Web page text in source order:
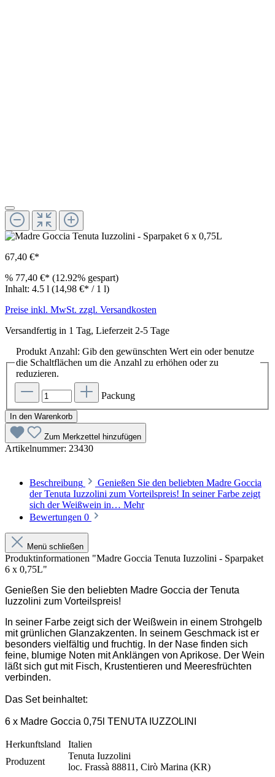
67,40 €*
% 77,40 €* (12.92% gespart)
Inhalt: 4.5 l (14,98 €* / 1 l)
Preise inkl. MwSt. zzgl. Versandkosten
Versandfertig in 1 Tag, Lieferzeit 2-5 Tage
Produkt Anzahl: Gib den gewünschten Wert ein oder benutze
die Schaltflächen um die Anzahl zu erhöhen oder zu
reduzieren.
Packung
In den Warenkorb
Zum Merkzettel hinzufügen
Artikelnummer: 23430
Beschreibung
Genießen Sie den beliebten Madre Goccia
der Tenuta Iuzzolini zum Vorteilspreis! In seiner Farbe zeigt
sich der Weißwein in… Mehr
Bewertungen 0
Menü schließen
Produktinformationen "Madre Goccia Tenuta Iuzzolini - Sparpaket
6 x 0,75L"
Genießen Sie den beliebten Madre Goccia der Tenuta
Iuzzolini zum Vorteilspreis!
In seiner Farbe zeigt sich der Weißwein in einem Strohgelb
mit grünlichen Glanzakzenten. In seinem Geschmack ist er
besonders vielfältig und fruchtig. In der Nase finden sich
feine, blumige Noten mit Anklängen von Aprikose. Der Wein
läßt sich gut mit Fisch, Krustentieren und Meeresfrüchten
verbinden.
Das Set beinhaltet:
6 x Madre Goccia 0,75l TENUTA IUZZOLINI
Herkunftsland
Italien
Produzent
Tenuta Iuzzolini
loc. Frassà 88811, Cirò Marina (KR)